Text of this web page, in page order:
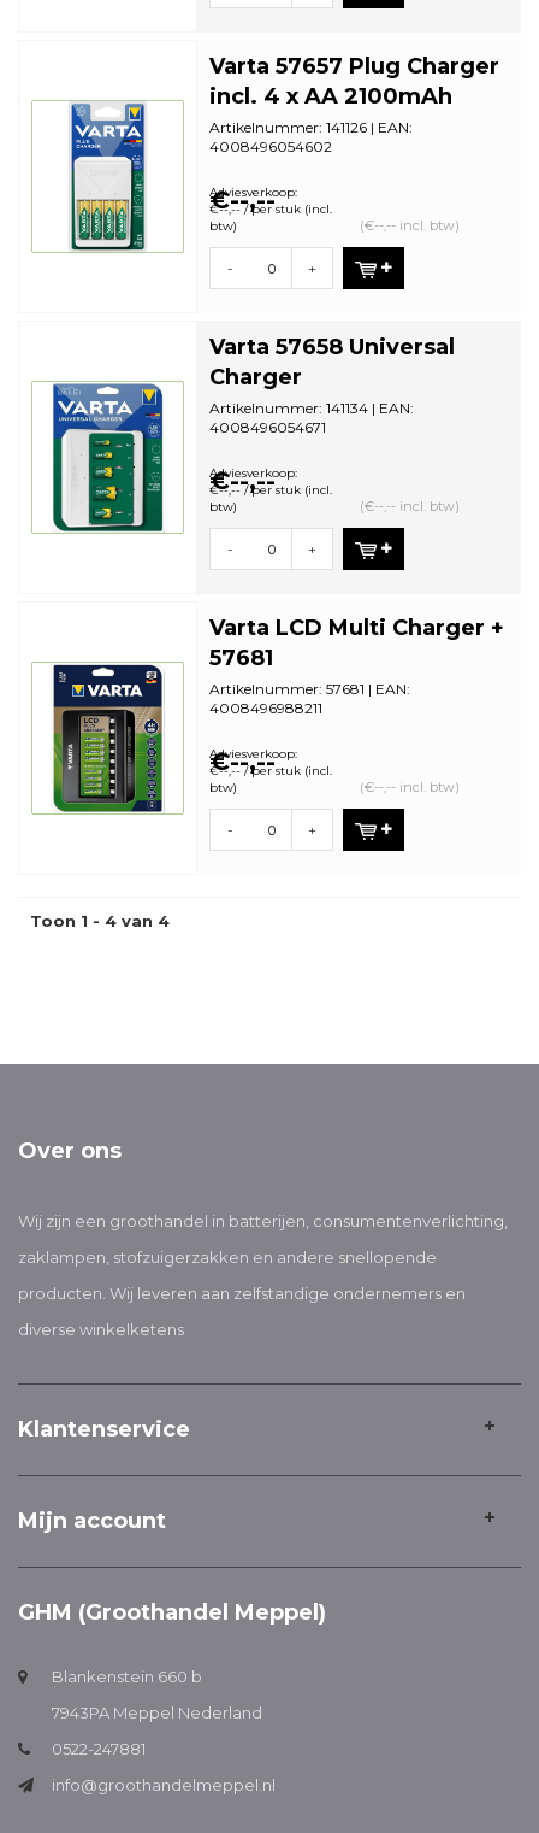
Varta 57657 Plug Charger
incl. 4 x AA 2100mAh
Artikelnummer: 141126 | EAN:
4008496054602
bestelhoeveelheid: 1
€--,--
Adviesverkoop:
€--,-- / per stuk (incl.
btw)
(€--,-- incl. btw)
- +
Varta 57658 Universal
Charger
Artikelnummer: 141134 | EAN:
4008496054671
bestelhoeveelheid: 1
€--,--
Adviesverkoop:
€--,-- / per stuk (incl.
btw)
(€--,-- incl. btw)
- +
Varta LCD Multi Charger +
57681
Artikelnummer: 57681 | EAN:
4008496988211
bestelhoeveelheid: 1
€--,--
Adviesverkoop:
€--,-- / per stuk (incl.
btw)
(€--,-- incl. btw)
- +
Toon 1 - 4 van 4
Over ons
Wij zijn een groothandel in batterijen, consumentenverlichting,
zaklampen, stofzuigerzakken en andere snellopende
producten. Wij leveren aan zelfstandige ondernemers en
diverse winkelketens
Klantenservice
Mijn account
GHM (Groothandel Meppel)
Blankenstein 660 b
7943PA Meppel Nederland
0522-247881
info@groothandelmeppel.nl